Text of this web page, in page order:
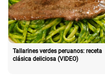
Tallarines verdes peruanos: receta
clásica deliciosa (VIDEO)